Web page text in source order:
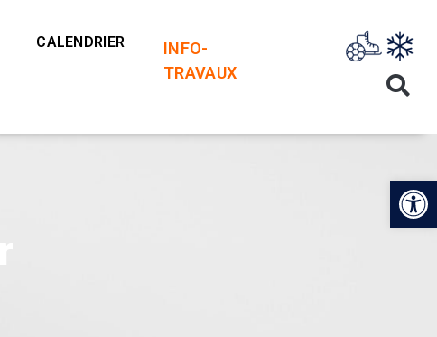
CALENDRIER
INFO-
TRAVAUX